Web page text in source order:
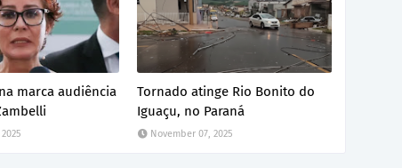
marca audiência
Tornado atinge Rio Bonito do
Iguaçu, no Paraná
November 07, 2025